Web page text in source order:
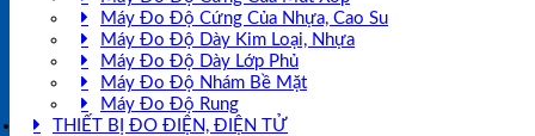
Máy Đo Độ Cứng Của Nhựa, Cao Su
Máy Đo Độ Dày Kim Loại, Nhựa
Máy Đo Độ Dày Lớp Phủ
Máy Đo Độ Nhám Bề Mặt
Máy Đo Độ Rung
THIẾT BỊ ĐO ĐIỆN, ĐIỆN TỬ